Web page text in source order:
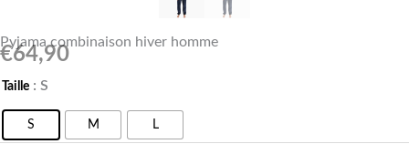
Pyjama combinaison hiver homme
€64,90
Taille : S
S M L
quantité
Pyjama